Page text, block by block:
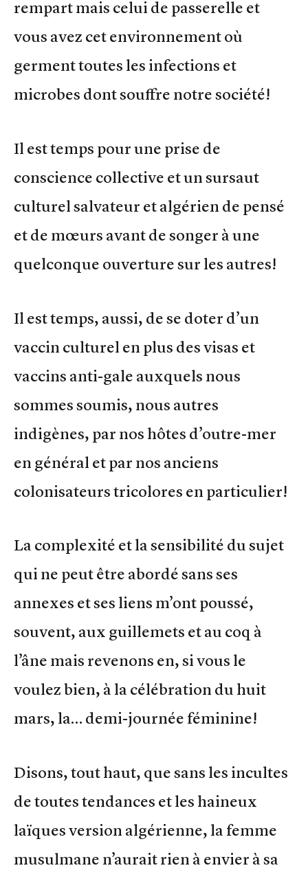
rempart mais celui de passerelle et
vous avez cet environnement où
germent toutes les infections et
microbes dont souffre notre société!
Il est temps pour une prise de
conscience collective et un sursaut
culturel salvateur et algérien de pensé
et de mœurs avant de songer à une
quelconque ouverture sur les autres!
Il est temps, aussi, de se doter d’un
vaccin culturel en plus des visas et
vaccins anti-gale auxquels nous
sommes soumis, nous autres
indigènes, par nos hôtes d’outre-mer
en général et par nos anciens
colonisateurs tricolores en particulier!
La complexité et la sensibilité du sujet
qui ne peut être abordé sans ses
annexes et ses liens m’ont poussé,
souvent, aux guillemets et au coq à
l’âne mais revenons en, si vous le
voulez bien, à la célébration du huit
mars, la… demi-journée féminine!
Disons, tout haut, que sans les incultes
de toutes tendances et les haineux
laïques version algérienne, la femme
musulmane n’aurait rien à envier à sa